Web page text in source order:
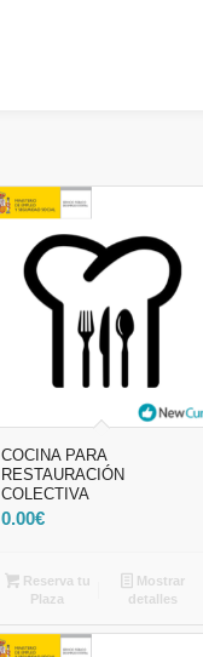
COCINA PARA
RESTAURACIÓN
COLECTIVA
0.00€
Reserva tu
Plaza
Mostrar
detalles